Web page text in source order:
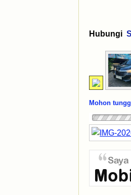
Hubungi
Mohon